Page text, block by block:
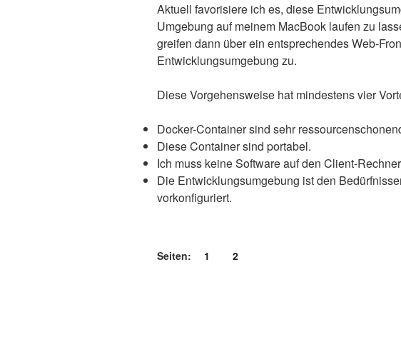
Aktuell favorisiere ich es, diese
Umgebung auf meinem MacBook laufen zu
greifen dann über ein entsprechendes Web-
Entwicklungsumgebung zu.
Diese Vorgehensweise hat mindestens vier
Docker-Container sind sehr
Diese Container sind portabel.
Ich muss keine Software auf den Client-
Die Entwicklungsumgebung ist den
vorkonfiguriert.
Seiten: 1 2